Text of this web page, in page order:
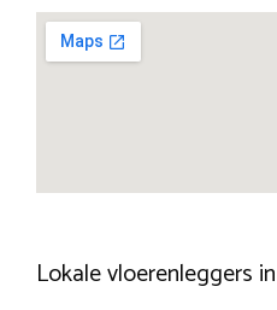
Lokale vloerenleggers